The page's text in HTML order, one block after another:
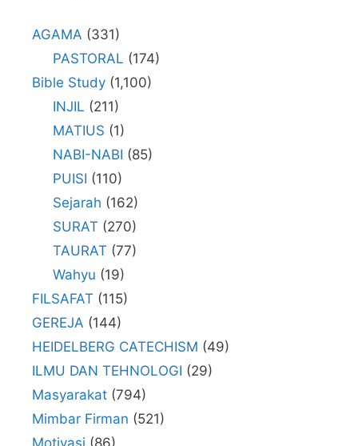
AGAMA (331)
PASTORAL (174)
Bible Study (1,100)
INJIL (211)
MATIUS (1)
NABI-NABI (85)
PUISI (110)
Sejarah (162)
SURAT (270)
TAURAT (77)
Wahyu (19)
FILSAFAT (115)
GEREJA (144)
HEIDELBERG CATECHISM (49)
ILMU DAN TEHNOLOGI (29)
Masyarakat (794)
Mimbar Firman (521)